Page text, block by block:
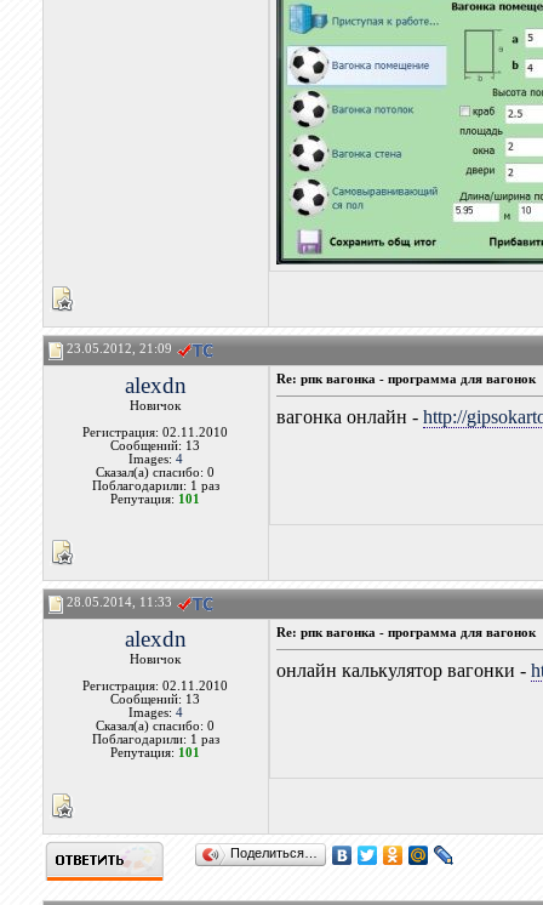
23.05.2012, 21:09
alexdn
Новичок
Регистрация: 02.11.2010
Сообщений: 13
Images: 4
Сказал(а) спасибо: 0
Поблагодарили: 1 раз
Репутация: 101
Re: рпк вагонка - программа для вагонок
вагонка онлайн - http://
28.05.2014, 11:33
alexdn
Новичок
Регистрация: 02.11.2010
Сообщений: 13
Images: 4
Сказал(а) спасибо: 0
Поблагодарили: 1 раз
Репутация: 101
Re: рпк вагонка - программа для вагонок
онлайн калькулятор вагонки -
Поделиться…